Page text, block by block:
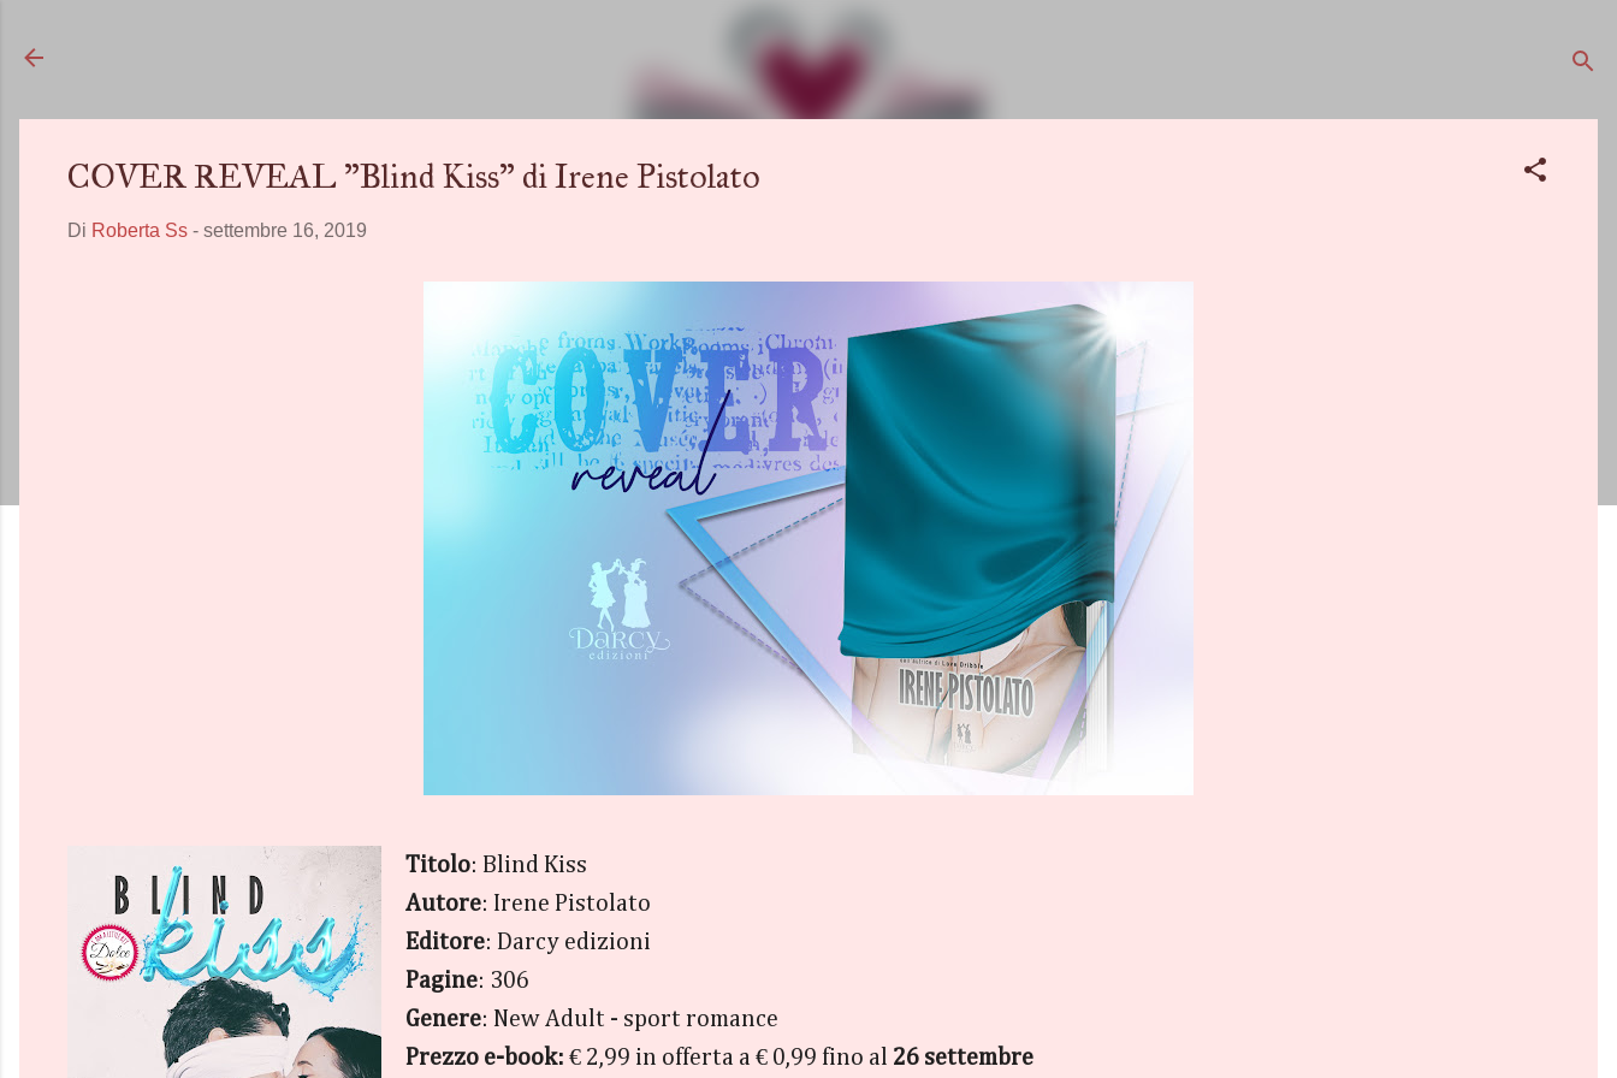
COVER REVEAL "Blind Kiss" di Irene Pistolato
Di Roberta Ss - settembre 16, 2019
Titolo: Blind Kiss
Autore: Irene Pistolato
Editore: Darcy edizioni
Pagine: 306
Genere: New Adult - sport romance
Prezzo e-book: € 2,99 in offerta a € 0,99 fino al 26 settembre